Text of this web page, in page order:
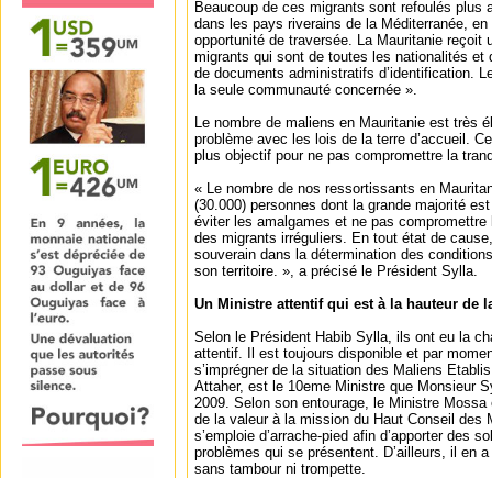
Beaucoup de ces migrants sont refoulés plus
dans les pays riverains de la Méditerranée,
opportunité de traversée. La Mauritanie reçoit
migrants qui sont de toutes les nationalités et
de documents administratifs d’identification.
la seule communauté concernée ».
Le nombre de maliens en Mauritanie est très
problème avec les lois de la terre d’accueil.
plus objectif pour ne pas compromettre la
« Le nombre de nos ressortissants en
(30.000) personnes dont la grande majorité
éviter les amalgames et ne pas
des migrants irréguliers. En tout état de
souverain dans la détermination des
son territoire. », a précisé le Président Sylla.
Un Ministre attentif qui est à la hauteur de
Selon le Président Habib Sylla, ils ont eu la
attentif. Il est toujours disponible et par
s’imprégner de la situation des Maliens
Attaher, est le 10eme Ministre que Monsieur
2009. Selon son entourage, le Ministre
de la valeur à la mission du Haut Conseil des
s’emploie d’arrache-pied afin d’apporter des
problèmes qui se présentent. D’ailleurs, il en
sans tambour ni trompette.